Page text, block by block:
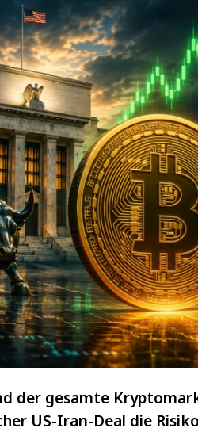
Bitcoin,
XRP,
Dogecoin,
Cardano,
IOTA
und
VeChain
der gesamte
US-Iran-Deal die